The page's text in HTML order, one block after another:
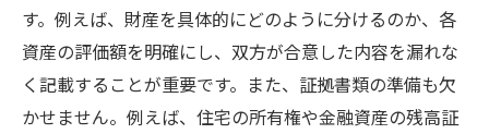
す。例えば、財産を具体的にどのように分けるのか、各
資産の評価額を明確にし、双方が合意した内容を漏れな
く記載することが重要です。また、証拠書類の準備も欠
かせません。例えば、住宅の所有権や金融資産の残高証